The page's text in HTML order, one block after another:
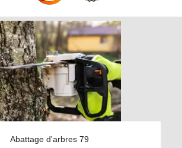
Abattage d'arbres 79